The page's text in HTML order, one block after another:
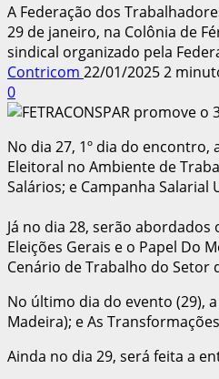
A Federação dos
29 de janeiro, na Colônia de
sindical organizado pela
Contricom 22/01/20252
0
No dia 27, 1º dia do
Eleitoral no Ambiente de
Salários; e Campanha
Já no dia 28, serão
Eleições Gerais e o Papel Do
Cenário de Trabalho do Setor
No último dia do evento (29),
Madeira); e As
Ainda no dia 29, será feita a